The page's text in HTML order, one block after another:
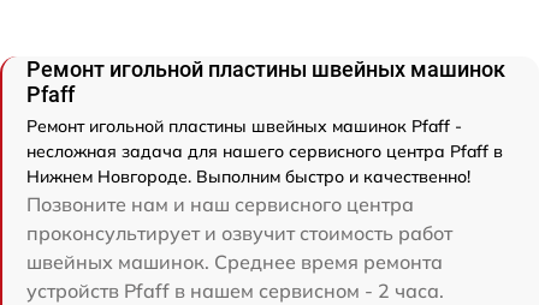
Ремонт игольной пластины швейных машинок
Pfaff
Ремонт игольной пластины швейных машинок Pfaff -
несложная задача для нашего сервисного центра Pfaff в
Нижнем Новгороде. Выполним быстро и качественно!
Позвоните нам и наш сервисного центра
проконсультирует и озвучит стоимость работ
швейных машинок. Среднее время ремонта
устройств Pfaff в нашем сервисном - 2 часа.